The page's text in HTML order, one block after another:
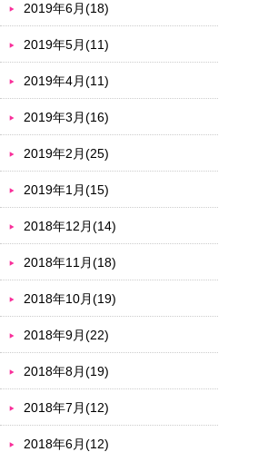
2019年6月(18)
2019年5月(11)
2019年4月(11)
2019年3月(16)
2019年2月(25)
2019年1月(15)
2018年12月(14)
2018年11月(18)
2018年10月(19)
2018年9月(22)
2018年8月(19)
2018年7月(12)
2018年6月(12)